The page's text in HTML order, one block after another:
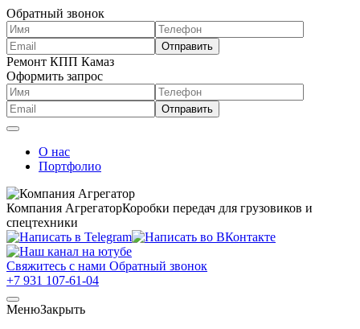
Обратный звонок
Ремонт КПП Камаз
Оформить запрос
О нас
Портфолио
Компания АгрегаторКоробки передач для грузовиков и
спецтехники
Свяжитесь с нами Обратный звонок
+7 931 107-61-04
МенюЗакрыть